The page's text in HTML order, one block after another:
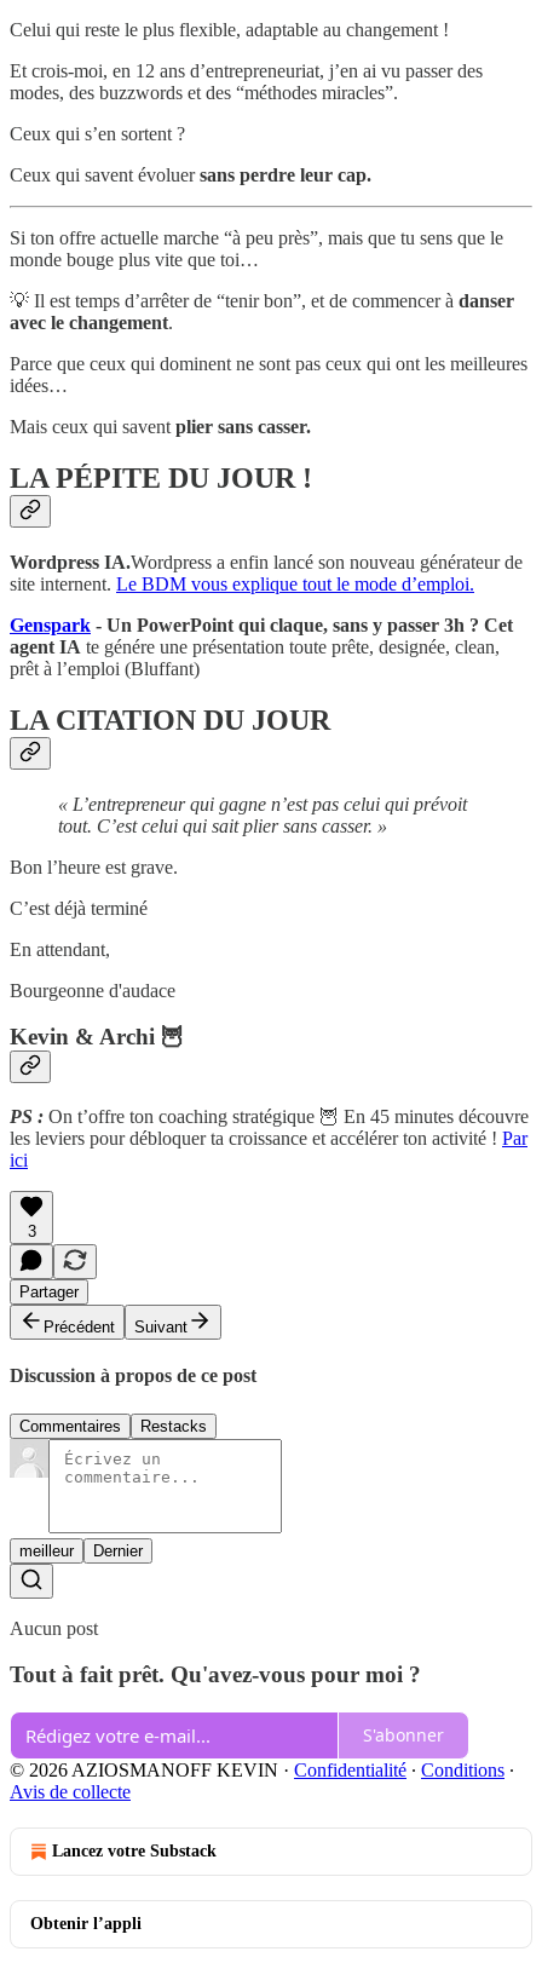
Celui qui reste le plus flexible, adaptable au changement !
Et crois-moi, en 12 ans d’entrepreneuriat, j’en ai vu passer des
modes, des buzzwords et des “méthodes miracles”.
Ceux qui s’en sortent ?
Ceux qui savent évoluersans perdre leur cap.
Si ton offre actuelle marche “à peu près”, mais que tu sens que le
monde bouge plus vite que toi…
💡 Il est temps d’arrêter de “tenir bon”, et de commencer à danser
avec le changement.
Parce que ceux qui dominent ne sont pas ceux qui ont les meilleures
idées…
Mais ceux qui savent plier sans casser.
LA PÉPITE DU JOUR !
Wordpress IA.Wordpress a enfin lancé son nouveau générateur de
site internent. Le BDM vous explique tout le mode d’emploi.
Genspark - Un PowerPoint qui claque, sans y passer 3h ? Cet
agent IA te génére une présentation toute prête, designée, clean,
prêt à l’emploi (Bluffant)
LA CITATION DU JOUR
« L’entrepreneur qui gagne n’est pas celui qui prévoit
tout. C’est celui qui sait plier sans casser. »
Bon l’heure est grave.
C’est déjà terminé
En attendant,
Bourgeonne d'audace
Kevin & Archi 🦉
PS : On t’offre ton coaching stratégique 🦉 En 45 minutes découvre
les leviers pour débloquer ta croissance et accélérer ton activité ! Par
ici
3
Partager
Précédent
Suivant
Discussion à propos de ce post
Commentaires Restacks
meilleur Dernier
Aucun post
Tout à fait prêt. Qu'avez-vous pour moi ?
S'abonner
© 2026 AZIOSMANOFF KEVIN · Confidentialité ∙ Conditions ∙
Avis de collecte
Lancez votre Substack
Obtenir l’appli